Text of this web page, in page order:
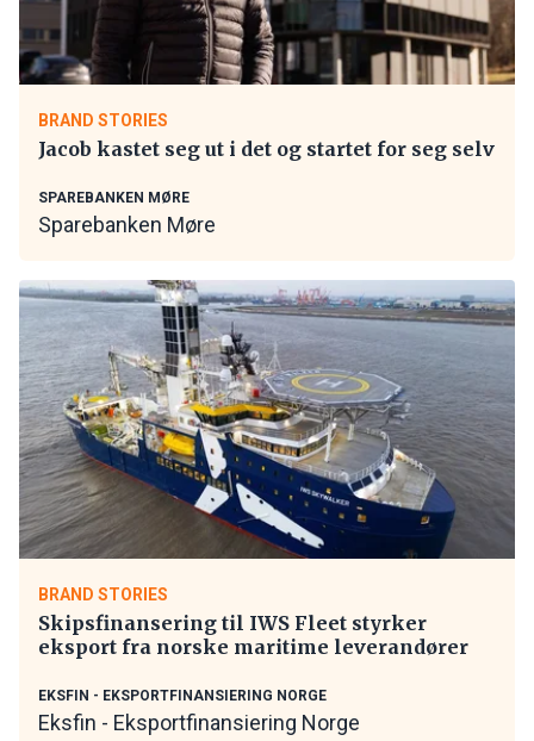
BRAND STORIES
Jacob kastet seg ut i det og startet for seg selv
SPAREBANKEN MØRE
Sparebanken Møre
BRAND STORIES
Skipsfinansering til IWS Fleet styrker
eksport fra norske maritime leverandører
EKSFIN - EKSPORTFINANSIERING NORGE
Eksfin - Eksportfinansiering Norge